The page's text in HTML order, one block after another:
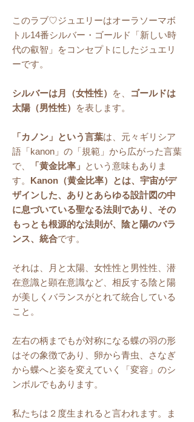
このラブ♡ジュエリーはオーラソーマボ
トル14番シルバー・ゴールド「新しい時
代の叡智」をコンセプトにしたジュエリ
ーです。
シルバーは月（女性性） を、
ゴールドは
太陽（男性性）
を表します。
「カノン」という言葉は、元々ギリシア
語「kanon」の「規範」から広がった言葉
で、
「黄金比率」 という意味もありま
す。 Kanon（黄金比率）とは、宇宙がデ
ザインした、ありとあらゆる設計図の中
に息づいている聖なる法則であり、その
もっとも根源的な法則が、陰と陽のバラ
ンス、統合です。
それは、月と太陽、女性性と男性性、潜
在意識と顕在意識など、相反する陰と陽
が美しくバランスがとれて統合している
こと。
左右の柄までもが対称になる蝶の羽の形
はその象徴であり、卵から青虫、さなぎ
から蝶へと姿を変えていく「変容」のシ
ンボルでもあります。
私たちは２度生まれると言われます。ま